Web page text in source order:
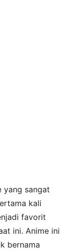
yang sangat
kali
favorit
ini. Anime ini
bernama